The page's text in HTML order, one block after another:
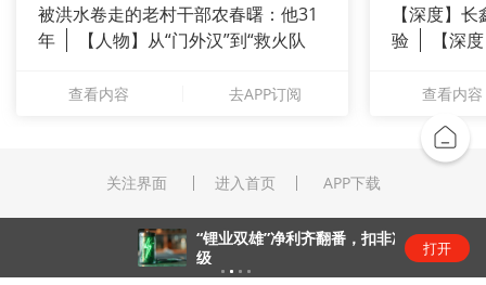
被洪水卷走的老村干部农春曙：他31
年
【人物】从“门外汉”到“救火队
查看内容 去APP订阅
【深度】
验
【深
查看内容
关注界面 进入首页 APP下载
“锂业双雄”净利齐翻番，扣非净利却呈“冷暖”两
打开